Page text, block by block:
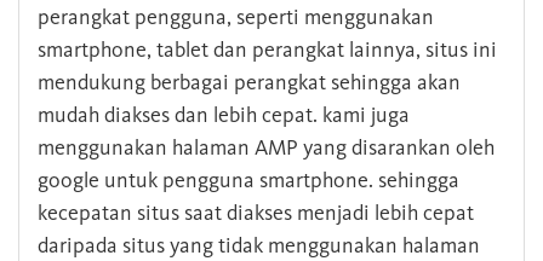
perangkat pengguna, seperti menggunakan
smartphone, tablet dan perangkat lainnya, situs ini
mendukung berbagai perangkat sehingga akan
mudah diakses dan lebih cepat. kami juga
menggunakan halaman AMP yang disarankan oleh
google untuk pengguna smartphone. sehingga
kecepatan situs saat diakses menjadi lebih cepat
daripada situs yang tidak menggunakan halaman